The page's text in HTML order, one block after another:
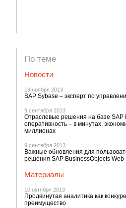
По теме
Новости
19 ноября 2013
SAP Sybase – эксперт по
9 сентября 2013
Отраслевые решения на базе SAP
оперативность – в минутах,
миллионах
9 сентября 2013
Важные обновления для
решения SAP BusinessObjects Web
Материалы
10 октября 2013
Продвинутая аналитика как
преимущество